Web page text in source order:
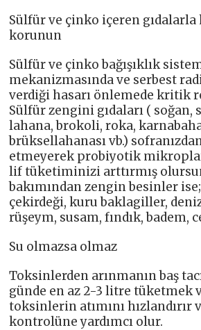
Sülfür ve çinko içeren gıdalarla
korunun
Sülfür ve çinko bağışıklık
mekanizmasında ve serbest
verdiği hasarı önlemede kritik
Sülfür zengini gıdaları ( soğan,
lahana, brokoli, roka,
brüksellahanası vb.)
etmeyerek probiyotik
lif tüketiminizi arttırmış
bakımından zengin besinler
çekirdeği, kuru baklagiller,
rüşeym, susam, fındık, badem,
Su olmazsa olmaz
Toksinlerden arınmanın baş
günde en az 2-3 litre tüketmek
toksinlerin atımını hızlandırır
kontrolüne yardımcı olur.